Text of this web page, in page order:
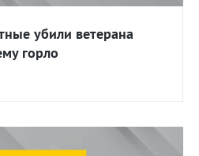
убили ветерана
горло